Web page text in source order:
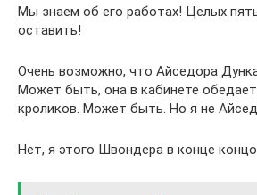
Мы знаем об его работах! Целых
оставить!
Очень возможно, что Айседора
Может быть, она в кабинете
кроликов. Может быть. Но я не
Нет, я этого Швондера в конце